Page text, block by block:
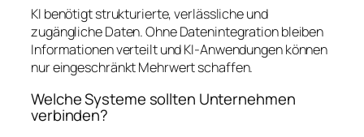
KI benötigt strukturierte, verlässliche und
zugängliche Daten. Ohne Datenintegration bleiben
Informationen verteilt und KI-Anwendungen können
nur eingeschränkt Mehrwert schaffen.
Welche Systeme sollten Unternehmen
verbinden?